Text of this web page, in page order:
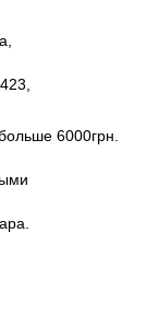
6000грн.